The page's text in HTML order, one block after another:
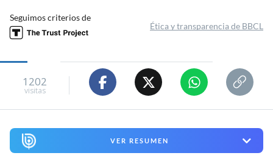
Seguimos criterios de
Ética y transparencia de BBCL
1202
visitas
VER RESUMEN